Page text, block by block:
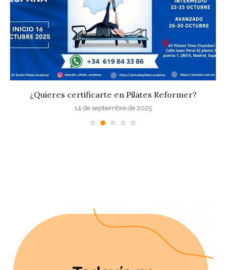
¿Quieres certificarte en Pilates Reformer?
14 de septiembre de 2025